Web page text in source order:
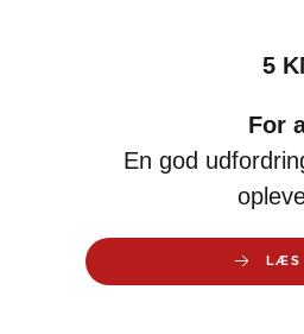
5
For
En god
LÆS